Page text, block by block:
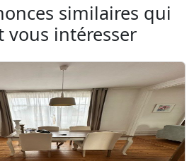
similaires qui
vous intéresser